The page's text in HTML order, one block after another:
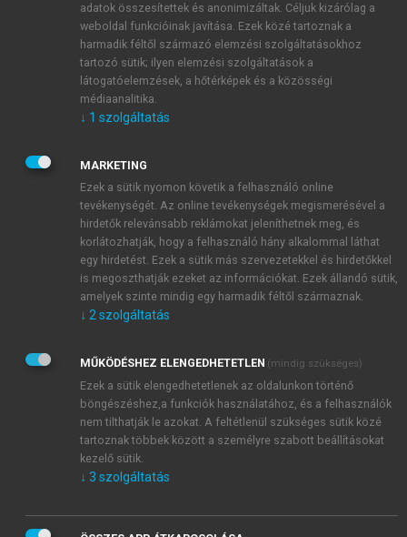
E-MAIL-CÍM
JELSZÓ
JELSZÓ ÚJRA
Kérek értesítést a MeRSZ újdonságairól, akcióiról.
Kérek értesítést az Akadémiai Kiadó Zrt. újdonságairól,
Adatkezelési tájékoztatóbanfoglaltakat tudomásul
veszem és elfogadom.
Általános vásárlási feltételeket, valamint a szotar.netés a
mersz.huoldalak licencszerződéseiben foglaltakat
tudomásul veszem és elfogadom.
KIPRÓBÁLOM
adatok összesítettek és anonimizáltak. Céljuk kizárólag a
weboldal funkcióinak javítása. Ezek közé tartoznak a
harmadik féltől származó elemzési szolgáltatásokhoz
tartozó sütik; ilyen elemzési szolgáltatások a
látogatóelemzések, a hőtérképek és a közösségi
médiaanalitika.
↓ 1 szolgáltatás
MARKETING
Ezek a sütik nyomon követik a felhasználó online
tevékenységét. Az online tevékenységek megismerésével a
hirdetők relevánsabb reklámokat jeleníthetnek meg, és
korlátozhatják, hogy a felhasználó hány alkalommal láthat
egy hirdetést. Ezek a sütik más szervezetekkel és hirdetőkkel
is megoszthatják ezeket az információkat. Ezek állandó sütik,
amelyek szinte mindig egy harmadik féltől származnak.
↓ 2 szolgáltatás
MŰKÖDÉSHEZ ELENGEDHETETLEN (mindig szükséges)
Ezek a sütik elengedhetetlenek az oldalunkon történő
böngészéshez,a funkciók használatához, és a felhasználók
nem tilthatják le azokat. A feltétlenül szükséges sütik közé
tartoznak többek között a személyre szabott beállításokat
kezelő sütik.
↓ 3 szolgáltatás